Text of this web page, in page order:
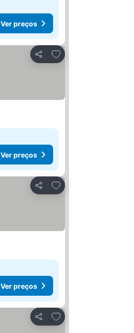
Ver preços
Partilhar
Adicionar aos favoritos
Ver preços
Partilhar
Adicionar aos favoritos
Ver preços
Partilhar
Adicionar aos favoritos